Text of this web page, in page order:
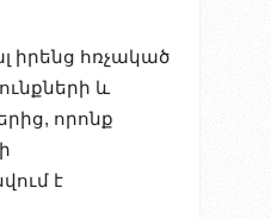
իրենց հռչակած
և
որոնք
է